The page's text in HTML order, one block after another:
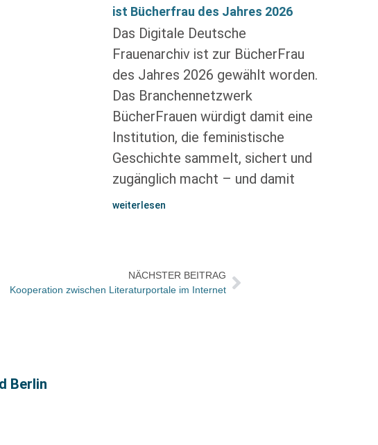
ist Bücherfrau des Jahres 2026
Das Digitale Deutsche
Frauenarchiv ist zur BücherFrau
des Jahres 2026 gewählt worden.
Das Branchennetzwerk
BücherFrauen würdigt damit eine
Institution, die feministische
Geschichte sammelt, sichert und
zugänglich macht – und damit
weiterlesen
NÄCHSTER BEITRAG
Kooperation zwischen Literaturportale im Internet
Berlin